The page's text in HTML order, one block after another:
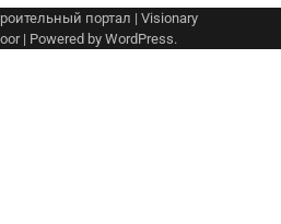
портал | Visionary
| Powered by WordPress.